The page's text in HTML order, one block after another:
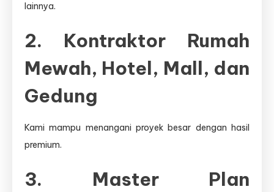
lainnya.
2. Kontraktor Rumah
Mewah, Hotel, Mall, dan
Gedung
Kami mampu menangani proyek besar dengan hasil
premium.
3. Master Plan